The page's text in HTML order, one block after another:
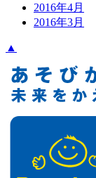
2016年4月
2016年3月
▲